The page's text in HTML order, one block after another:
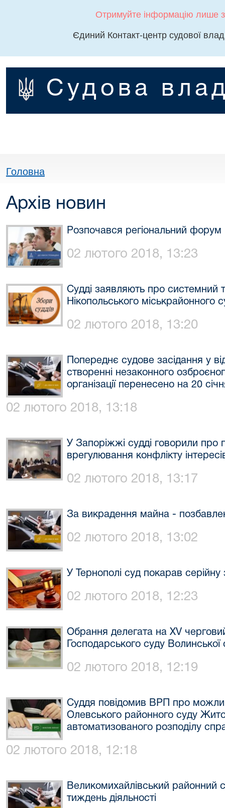
Отримуйте інформацію лише
Єдиний Контакт-центр судової
Судова
Головна
Архів новин
Розпочався регіональний форум
02 лютого 2018, 13:23
Судді заявляють про системний
Нікопольського міськрайонного
02 лютого 2018, 13:20
Попереднє судове засідання у
створенні незаконного
організації перенесено на 20
02 лютого 2018, 13:18
У Запоріжжі судді говорили про
врегулювання конфлікту
02 лютого 2018, 13:17
За викрадення майна -
02 лютого 2018, 13:02
У Тернополі суд покарав серійну
02 лютого 2018, 12:23
Обрання делегата на XV черговий
Господарського суду Волинської
02 лютого 2018, 12:19
Суддя повідомив ВРП про
Олевського районного суду
автоматизованого розподілу
02 лютого 2018, 12:18
Великомихайлівський районний
тиждень діяльності